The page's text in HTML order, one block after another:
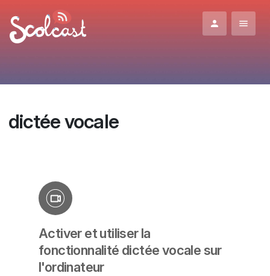
dictée vocale
Activer et utiliser la
fonctionnalité dictée vocale sur
l'ordinateur